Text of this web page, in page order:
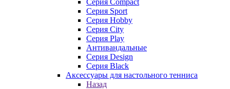
Серия Compact
Серия Sport
Серия Hobby
Серия City
Серия Play
Антивандальные
Серия Design
Серия Black
Аксессуары для настольного тенниса
Назад